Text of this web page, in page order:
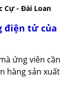
Cự - Đài Loan
điện tử của
ứng viên cần
hàng sản xuất